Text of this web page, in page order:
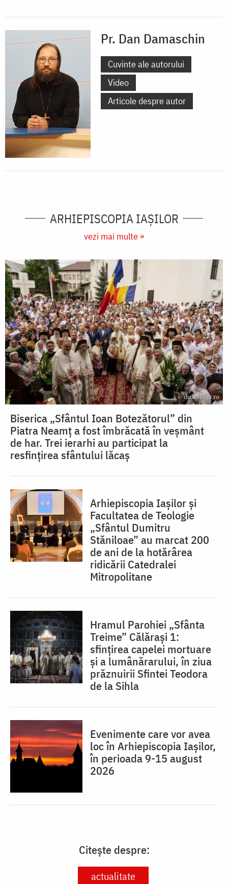
Pr. Dan Damaschin
Cuvinte ale autorului
Video
Articole despre autor
ARHIEPISCOPIA IAŞILOR
vezi mai multe »
Biserica „Sfântul Ioan Botezătorul” din
Piatra Neamț a fost îmbrăcată în veșmânt
de har. Trei ierarhi au participat la
resfințirea sfântului lăcaș
Arhiepiscopia Iașilor și
Facultatea de Teologie
„Sfântul Dumitru
Stăniloae” au marcat 200
de ani de la hotărârea
ridicării Catedralei
Mitropolitane
Hramul Parohiei „Sfânta
Treime” Călărași 1:
sfințirea capelei mortuare
și a lumânărarului, în ziua
prăznuirii Sfintei Teodora
de la Sihla
Evenimente care vor avea
loc în Arhiepiscopia Iaşilor,
în perioada 9-15 august
2026
Citește despre:
actualitate